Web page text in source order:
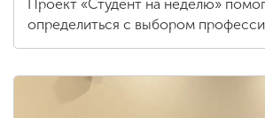
Проект «Студент на неделю»
определиться с выбором